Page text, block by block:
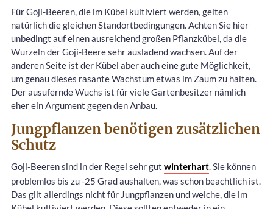
Für Goji-Beeren, die im Kübel kultiviert werden, gelten
natürlich die gleichen Standortbedingungen. Achten Sie hier
unbedingt auf einen ausreichend großen Pflanzkübel, da die
Wurzeln der Goji-Beere sehr ausladend wachsen. Auf der
anderen Seite ist der Kübel aber auch eine gute Möglichkeit,
um genau dieses rasante Wachstum etwas im Zaum zu halten.
Der ausufernde Wuchs ist für viele Gartenbesitzer nämlich
eher ein Argument gegen den Anbau.
Jungpflanzen benötigen zusätzlichen
Schutz
Goji-Beeren sind in der Regel sehr gut winterhart. Sie können
problemlos bis zu -25 Grad aushalten, was schon beachtlich ist.
Das gilt allerdings nicht für Jungpflanzen und welche, die im